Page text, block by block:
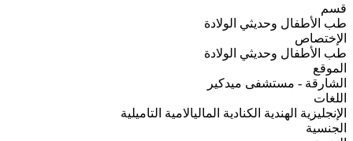
قسم
طب الأطفال وحديثي الولادة
الإختصاص
طب الأطفال وحديثي الولادة
الموقع
الشارقة - مستشفى ميدكير
اللغات
الإنجليزية الهندية الكنادية الماليالامية التاميلية
الجنسية